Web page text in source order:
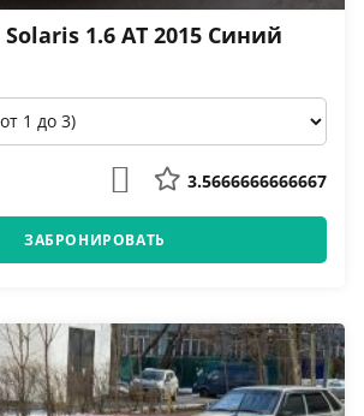
1.6 АТ 2015 Синий
3.5666666666667
ЗАБРОНИРОВАТЬ